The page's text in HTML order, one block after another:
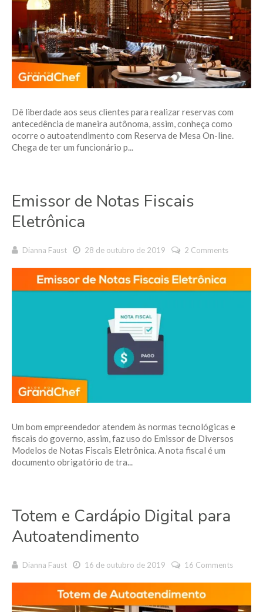
Dê liberdade aos seus clientes para realizar reservas com
antecedência de maneira autônoma, assim, conheça como
ocorre o autoatendimento com Reserva de Mesa On-line.
Chega de ter um funcionário p...
Emissor de Notas Fiscais
Eletrônica
Dianna Faust 28 de outubro de 2019 2 Comments
Um bom empreendedor atendem às normas tecnológicas e
fiscais do governo, assim, faz uso do Emissor de Diversos
Modelos de Notas Fiscais Eletrônica. A nota fiscal é um
documento obrigatório de tra...
Totem e Cardápio Digital para
Autoatendimento
Dianna Faust 16 de outubro de 2019 16 Comments